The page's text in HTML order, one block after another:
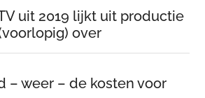
uit 2019 lijkt uit productie
over
– weer – de kosten voor